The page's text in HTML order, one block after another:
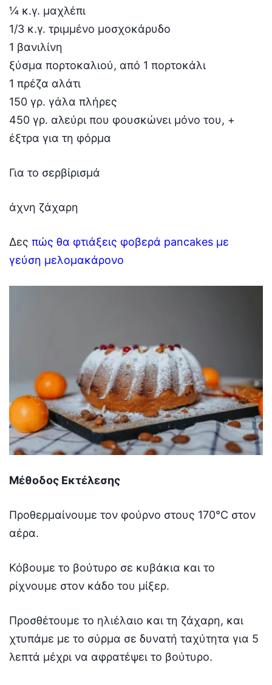
¼ κ.γ. μαχλέπι
1/3 κ.γ. τριμμένο μοσχοκάρυδο
1 βανιλίνη
ξύσμα πορτοκαλιού, από 1 πορτοκάλι
1 πρέζα αλάτι
150 γρ. γάλα πλήρες
450 γρ. αλεύρι που φουσκώνει μόνο του, +
έξτρα για τη φόρμα
Για το σερβίρισμά
άχνη ζάχαρη
Δες πώς θα φτιάξεις φοβερά pancakes με
γεύση μελομακάρονο
Μέθοδος Εκτέλεσης
Προθερμαίνουμε τον φούρνο στους 170°C στον
αέρα.
Κόβουμε το βούτυρο σε κυβάκια και το
ρίχνουμε στον κάδο του μίξερ.
Προσθέτουμε το ηλιέλαιο και τη ζάχαρη, και
χτυπάμε με το σύρμα σε δυνατή ταχύτητα για 5
λεπτά μέχρι να αφρατέψει το βούτυρο.